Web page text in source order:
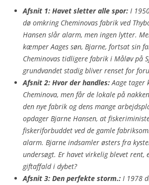
Afsnit 1: Havet sletter alle spor: I
dø omkring Cheminovas fabrik ved
Hansen slår alarm, men ingen lytter.
kæmper Aages søn, Bjarne, fortsat sin
Cheminovas tidligere fabrik i Måløv på
grundvandet stadig bliver renset for
Afsnit 2: Hvor der handles:Aage tager
Cheminova, men får de lokale på
den nye fabrik og dens mange
opdager Bjarne Hansen, at
fiskeriforbuddet ved de gamle
alarm. Bjarne indsamler østers fra
undersøgt. Er havet virkelig blevet rent,
giftaffald i dybet?
Afsnit 3: Den perfekte storm.: I 1978